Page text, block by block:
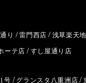
り 雷門西店 浅草楽天
ーテ店
すし屋通り店
号 グランスタ八重洲店